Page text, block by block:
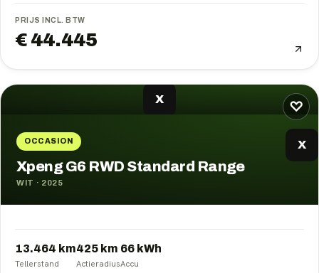
PRIJS INCL. BTW
€ 44.445
♡
X
OCCASION X
Xpeng G6 RWD Standard Range
WIT · 2025
13.464 km
Tellerstand
425 km
Actieradius
66 kWh
Accu